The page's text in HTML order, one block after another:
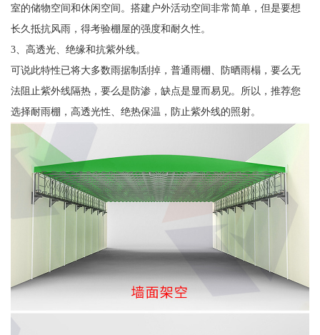
室的储物空间和休闲空间。搭建户外活动空间非常简单，但是要想
长久抵抗风雨，得考验棚屋的强度和耐久性。
3、高透光、绝缘和抗紫外线。
可说此特性已将大多数雨据制刮掉，普通雨棚、防晒雨榻，要么无
法阻止紫外线隔热，要么是防渗，缺点是显而易见。所以，推荐您
选择耐雨棚，高透光性、绝热保温，防止紫外线的照射。